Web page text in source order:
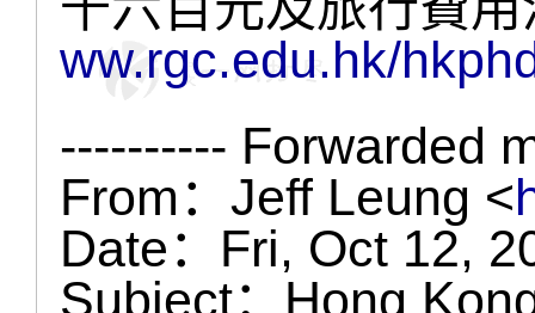
ww.rgc.edu.hk/
---------- Forwarded
From：Jeff Leung <
Date：Fri, Oct 12,
Subject：Hong